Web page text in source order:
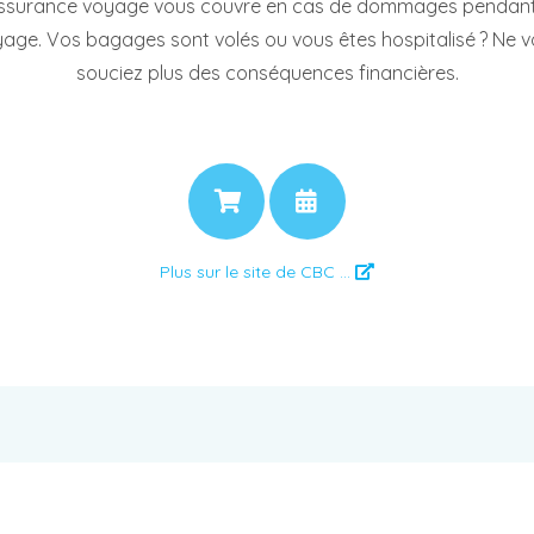
voyage vous couvre en cas de dommages
Vos bagages sont volés ou vous êtes hospitalisé ? Ne
souciez plus des conséquences financières.
PRIX
Plus sur le site de CBC ...